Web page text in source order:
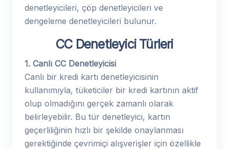
denetleyicileri, çöp denetleyicileri ve
dengeleme denetleyicileri bulunur.
CC Denetleyici Türleri
1. Canlı CC Denetleyicisi
Canlı bir kredi kartı denetleyicisinin
kullanımıyla, tüketiciler bir kredi kartının aktif
olup olmadığını gerçek zamanlı olarak
belirleyebilir. Bu tür denetleyici, kartın
geçerliliğinin hızlı bir şekilde onaylanması
gerektiğinde çevrimiçi alışverişler için özellikle